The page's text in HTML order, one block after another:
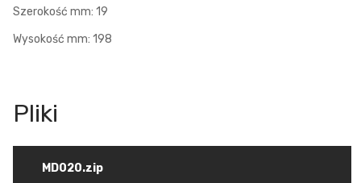
Szerokość mm: 19
Wysokość mm: 198
MD020.zip